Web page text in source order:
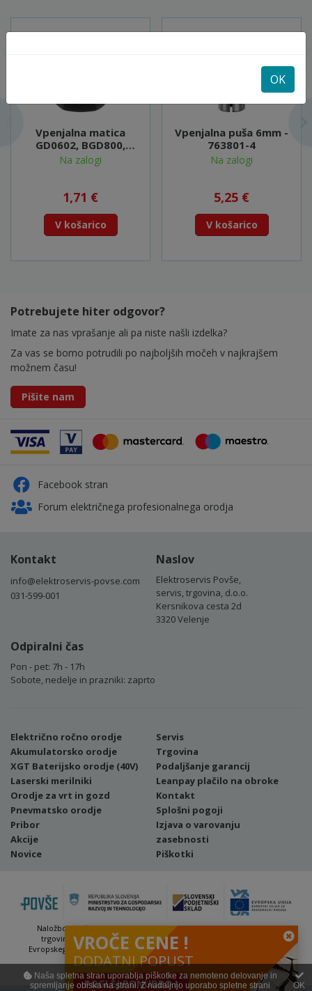
Vpenjalna matica
GD0602, BGD800,
DGD800 - 763668-0
Na zalogi
1,71 €
V košarico
Vpenjalna puša 6mm -
763801-4
Na zalogi
5,25 €
V košarico
Potrebujete hiter odgovor?
Imate za nas vprašanje ali pa niste našli izdelka?
Za vas se bomo potrudili po najboljših močeh v najkrajšem
možnem času!
Pišite nam
Facebook stran
Forum električnega profesionalnega orodja
Kontakt
info@elektroservis-povse.com
031-599-001
Naslov
Elektroservis Povše,
servis, trgovina, d.o.o.
Kersnikova cesta 2d
3320 Velenje
Odpiralni čas
Pon - pet: 7h - 17h
Sobote, nedelje in prazniki: zaprto
Električno ročno orodje
Akumulatorsko orodje
XGT Baterijsko orodje (40V)
Laserski merilniki
Orodje za vrt in gozd
Pnevmatsko orodje
Pribor
Akcije
Novice
Servis
Trgovina
Podaljšanje garancij
Leanpay plačilo na obroke
Kontakt
Splošni pogoji
Izjava o varovanju
zasebnosti
Piškotki
Naložbo (Vavčer za digitalni marketing - spletna stran ter spletna
trgovina) sofinancirata Republika Slovenija in Evropska unija iz
Evropskega sklada za regionalni razvoj. Sofinanciranje se je pridobilo
preko Vavčerja za digitalni marketing.
VROČE CENE !
DODATNI POPUST
POGLEJ PONUDBO !
OK
Naša spletna stran uporablja piškotke za nemoteno delovanje in
spremljanje obiska na strani. Z nadaljnjo uporabo spletne strani
OK